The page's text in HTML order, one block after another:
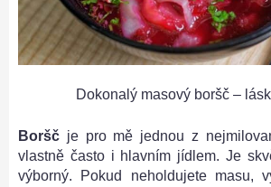
Dokonalý masový boršč –
Boršč je pro mě jednou z
vlastně často i hlavním jídlem. Je
výborný. Pokud neholdujete masu,